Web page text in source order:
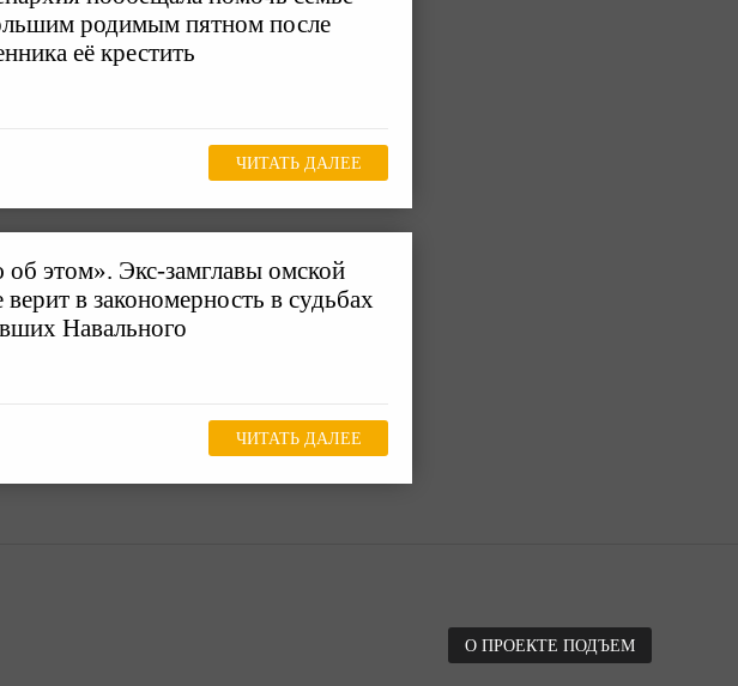
родимым пятном после
её крестить
ЧИТАТЬ ДАЛЕЕ
этом». Экс-замглавы омской
в закономерность в судьбах
Навального
ЧИТАТЬ ДАЛЕЕ
О ПРОЕКТЕ ПОДЪЕМ